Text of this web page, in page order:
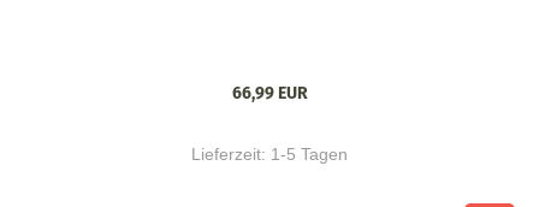
66,99 EUR
Lieferzeit: 1-5 Tagen